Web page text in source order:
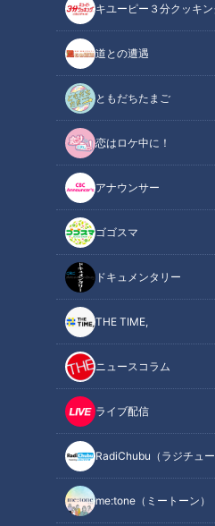
キユーピー３分クッキン
道との遭遇
ともだちたまご
恋はロケ中に！
アナウンサー
ゴゴスマ
ドキュメンタリー
THE TIME,
ニュースコラム
ライブ配信
RadiChubu（ラジチュー
me:tone（ミートーン）
「サンデードラゴンズ」より根尾昂選
この記事の画像（全5枚）
記事に
この記事を見たあなたへの